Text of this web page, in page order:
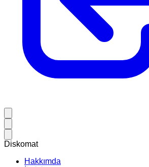
Diskomat
Hakkımda